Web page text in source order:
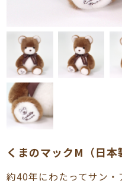
くまのマックM（日本
約40年にわたってサン